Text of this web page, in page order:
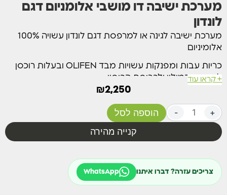
מערכת ישיבה דו מושבי אלומניום דגם
לונדון
מערכת ישיבה לגינה או למרפסת דגם לונדון עשויה 100%
אלומיניום
כריות עבות ומפנקות עשויות מבד OLIFEN ובעלות רוכסן
להוצאת המילוי ולכביסת הכיסוי.
מבנה אפור כהה וכריות אפור כהה
מידות:
ס”מ.
+ קראו עוד
₪2,250
- +
הוספה לסל
קנייה מהירה
צריכים עזרה? דברו איתנו WhatsApp